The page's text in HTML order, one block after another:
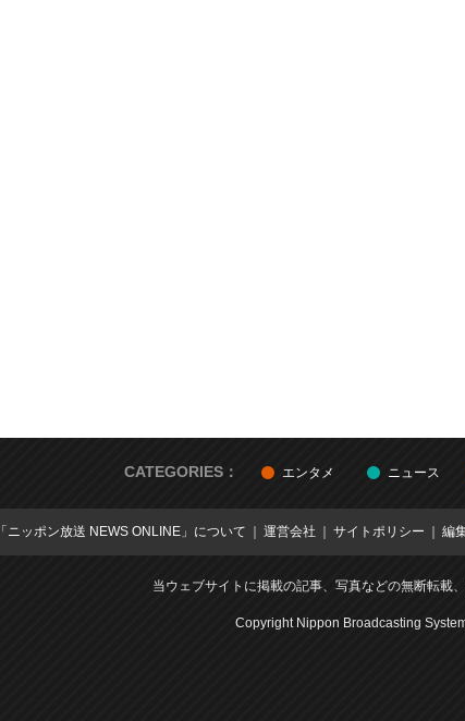
CATEGORIES： エンタメ ニュース
「ニッポン放送 NEWS ONLINE」について 運営会社 サイトポリシー 編
当ウェブサイトに掲載の記事、写真などの無断転載
Copyright Nippon Broadcasting